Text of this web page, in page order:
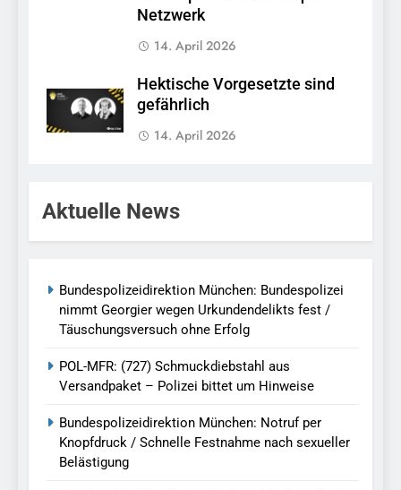
Netzwerk
14. April 2026
Hektische Vorgesetzte sind
gefährlich
14. April 2026
Aktuelle News
Bundespolizeidirektion München: Bundespolizei
nimmt Georgier wegen Urkundendelikts fest /
Täuschungsversuch ohne Erfolg
POL-MFR: (727) Schmuckdiebstahl aus
Versandpaket – Polizei bittet um Hinweise
Bundespolizeidirektion München: Notruf per
Knopfdruck / Schnelle Festnahme nach sexueller
Belästigung